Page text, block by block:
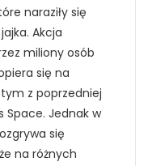
naraziły się
Akcja
miliony osób
się na
z poprzedniej
Space. Jednak w
się
na różnych